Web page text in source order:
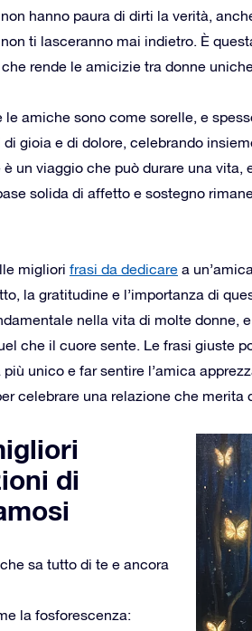
hanno paura di dirti la verità,
ti lasceranno mai indietro. È
rende le amicizie tra donne
le amiche sono come sorelle, e
gioia e di dolore, celebrando
è un viaggio che può durare una
solida di affetto e sostegno
migliori frasi da dedicare a
la gratitudine e l’importanza di
nella vita di molte donne,
che il cuore sente. Le frasi giuste
unico e far sentire l’amica
celebrare una relazione che merita
di
sa tutto di te e ancora
la fosforescenza: